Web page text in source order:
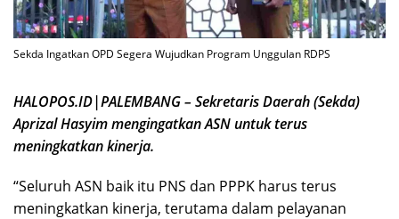
Sekda Ingatkan OPD Segera Wujudkan Program Unggulan RDPS
HALOPOS.ID|PALEMBANG – Sekretaris Daerah (Sekda)
Aprizal Hasyim mengingatkan ASN untuk terus
meningkatkan kinerja.
“Seluruh ASN baik itu PNS dan PPPK harus terus
meningkatkan kinerja, terutama dalam pelayanan